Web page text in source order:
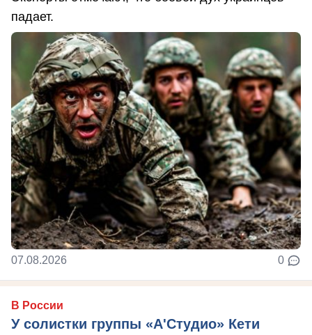
падает.
07.08.2026 0
В России
У солистки группы «А'Студио» Кети